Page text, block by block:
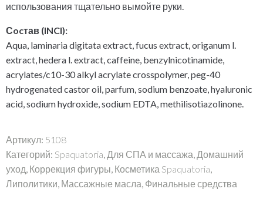
использования тщательно вымойте руки.
Сocтав (INCI):
Aqua, laminaria digitata extract, fucus extract, origanum l.
extract, hedera l. extract, caffeine, benzylnicotinamide,
acrylates/c10-30 alkyl acrylate crosspolymer, peg-40
hydrogenated castor oil, parfum, sodium benzoate, hyaluronic
acid, sodium hydroxide, sodium EDTA, methilisotiazolinone.
Артикул: 5108
Категорий: Spaquatoria,Для СПА и массажа,Домашний
уход, Коррекция фигуры, Косметика Spaquatoria,
Липолитики, Массажные масла, Финальные средства